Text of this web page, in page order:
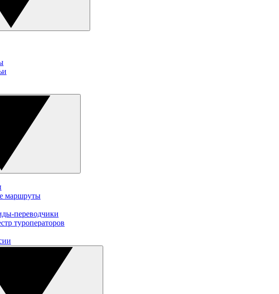
маршруты
переводчики
туроператоров